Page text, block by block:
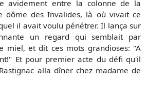
avidement entre la colonne de la
dôme des Invalides, là où vivait ce
il avait voulu pénétrer. Il lança sur
un regard qui semblait par
miel, et dit ces mots grandioses: "A
Et pour premier acte du défi qu'il
alla dîner chez madame de